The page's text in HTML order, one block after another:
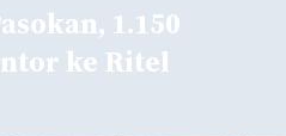
1.150
ke Ritel